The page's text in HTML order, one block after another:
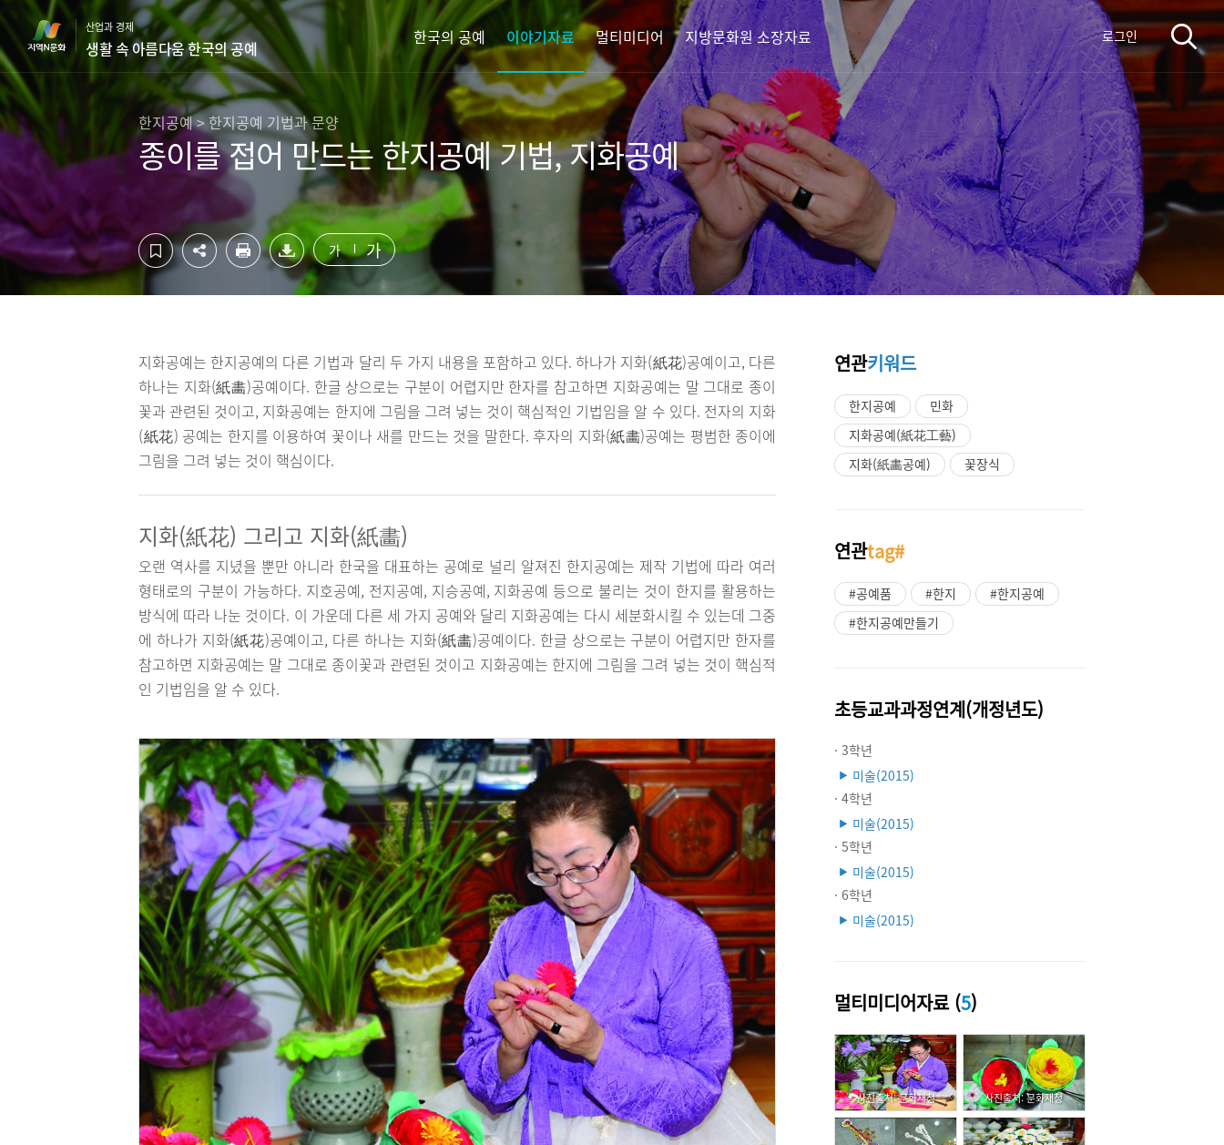
컨
텐
츠
영
역
바
로
가
기
하
단
영
역
바
로
가
기
산업과 경제
생활 속 아름다움 한국의 공예
한국의 공예 이야기자료 멀티미디어 지방문화원 소장자료 로그인
한지공예 > 한지공예 기법과 문양
종이를 접어 만드는 한지공예 기법, 지화공예
가 가
지화공예는 한지공예의 다른 기법과 달리 두 가지 내용을 포함하고 있다. 하나가 지화(紙花)공예이고, 다른
하나는 지화(紙畵)공예이다. 한글 상으로는 구분이 어렵지만 한자를 참고하면 지화공예는 말 그대로 종이
꽃과 관련된 것이고, 지화공예는 한지에 그림을 그려 넣는 것이 핵심적인 기법임을 알 수 있다. 전자의 지화
(紙花) 공예는 한지를 이용하여 꽃이나 새를 만드는 것을 말한다. 후자의 지화(紙畵)공예는 평범한 종이에
그림을 그려 넣는 것이 핵심이다.
지화(紙花) 그리고 지화(紙畵)
오랜 역사를 지녔을 뿐만 아니라 한국을 대표하는 공예로 널리 알져진 한지공예는 제작 기법에 따라 여러
형태로의 구분이 가능하다. 지호공예, 전지공예, 지승공예, 지화공예 등으로 불리는 것이 한지를 활용하는
방식에 따라 나눈 것이다. 이 가운데 다른 세 가지 공예와 달리 지화공예는 다시 세분화시킬 수 있는데 그중
에 하나가 지화(紙花)공예이고, 다른 하나는 지화(紙畵)공예이다. 한글 상으로는 구분이 어렵지만 한자를
참고하면 지화공예는 말 그대로 종이꽃과 관련된 것이고 지화공예는 한지에 그림을 그려 넣는 것이 핵심적
인 기법임을 알 수 있다.
연관키워드
한지공예
민화
지화공예(紙花工藝)
지화(紙畵공예)
꽃장식
연관tag#
#공예품 #한지
#한지공예
#한지공예만들기
초등교과과정연계(개정년도)
· 3학년
▶ 미술(2015)
· 4학년
▶ 미술(2015)
· 5학년
▶ 미술(2015)
· 6학년
▶ 미술(2015)
멀티미디어자료 (5)
사진출처: 문화재청 사진출처: 문화재청